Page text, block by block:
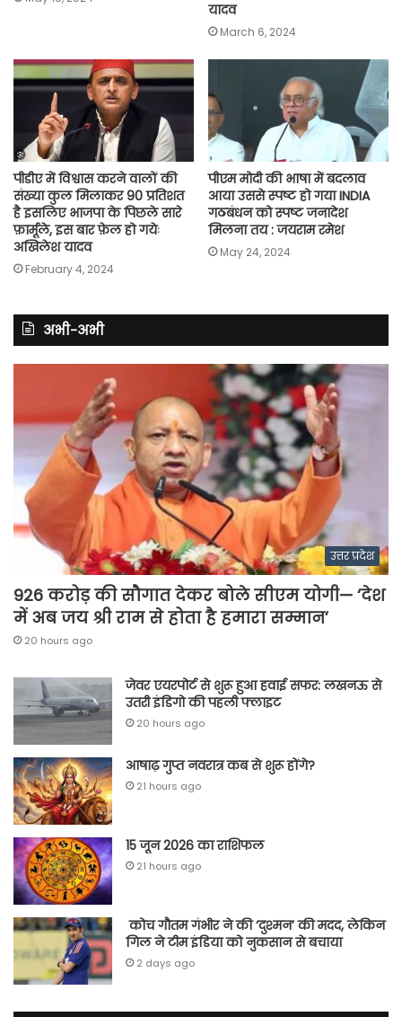
यादव
March 6, 2024
पीडीए में विश्वास करने वालों की
संख्या कुल मिलाकर 90 प्रतिशत
है इसलिए भाजपा के पिछले सारे
फ़ार्मूले, इस बार फ़ेल हो गयेः
अखिलेश यादव
February 4, 2024
पीएम मोदी की भाषा में बदलाव
आया उससे स्पष्ट हो गया INDIA
गठबंधन को स्पष्ट जनादेश
मिलना तय : जयराम रमेश
May 24, 2024
अभी-अभी
उत्तर प्रदेश
926 करोड़ की सौगात देकर बोले सीएम योगी— ‘देश
में अब जय श्री राम से होता है हमारा सम्मान’
20 hours ago
जेवर एयरपोर्ट से शुरू हुआ हवाई सफर: लखनऊ से
उतरी इंडिगो की पहली फ्लाइट
20 hours ago
आषाढ़ गुप्त नवरात्र कब से शुरू होंगे?
21 hours ago
15 जून 2026 का राशिफल
21 hours ago
कोच गौतम गंभीर ने की ‘दुश्मन’ की मदद, लेकिन
गिल ने टीम इंडिया को नुकसान से बचाया
2 days ago